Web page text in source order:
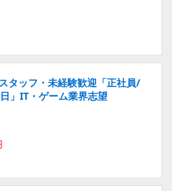
タッフ・未経験歓迎「正社員/
」IT・ゲーム業界志望